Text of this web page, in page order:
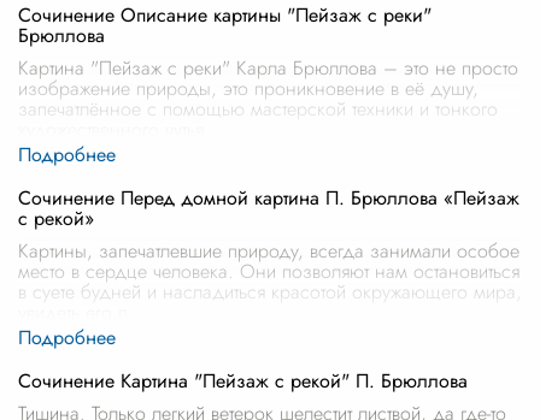
Сочинение Описание картины "Пейзаж с реки"
Брюллова
Картина "Пейзаж с реки" Карла Брюллова – это не просто
изображение природы, это проникновение в её душу,
запечатлённое с помощью мастерской техники и тонкого
Сочинение Перед домной картина П. Брюллова «Пейзаж
с рекой»
Картины, запечатлевшие природу, всегда занимали особое
место в сердце человека. Они позволяют нам остановиться
в суете будней и насладиться красотой окружающего мира,
Сочинение Картина "Пейзаж с рекой" П. Брюллова
Тишина. Только легкий ветерок шелестит листвой, да где-то